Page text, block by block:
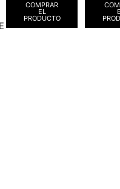
COMPRAR
EL
PRODUCTO